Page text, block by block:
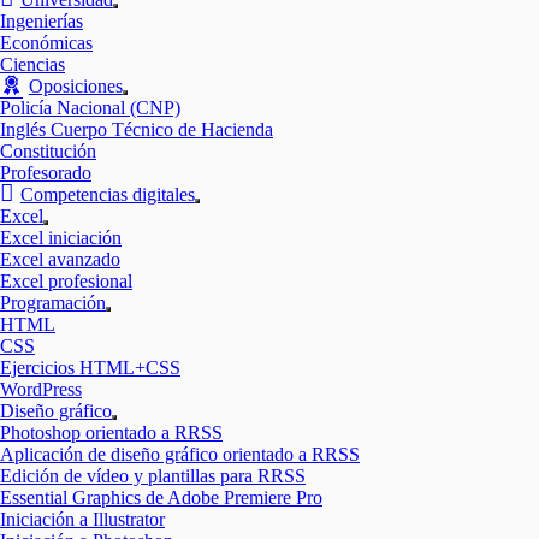
Mostrar
Ingenierías
Económicas
Ciencias
Oposiciones
Mostrar
el
submenú
Policía Nacional (CNP)
Inglés Cuerpo Técnico de Hacienda
Constitución
Profesorado
Competencias digitales
Mostrar
Excel
Mostrar
el
submenú
Excel iniciación
Excel avanzado
Excel profesional
Programación
Mostrar
HTML
CSS
Ejercicios HTML+CSS
WordPress
Diseño gráfico
Mostrar
el
submenú
Photoshop orientado a RRSS
Aplicación de diseño gráfico orientado a RRSS
Edición de vídeo y plantillas para RRSS
Essential Graphics de Adobe Premiere Pro
Iniciación a Illustrator